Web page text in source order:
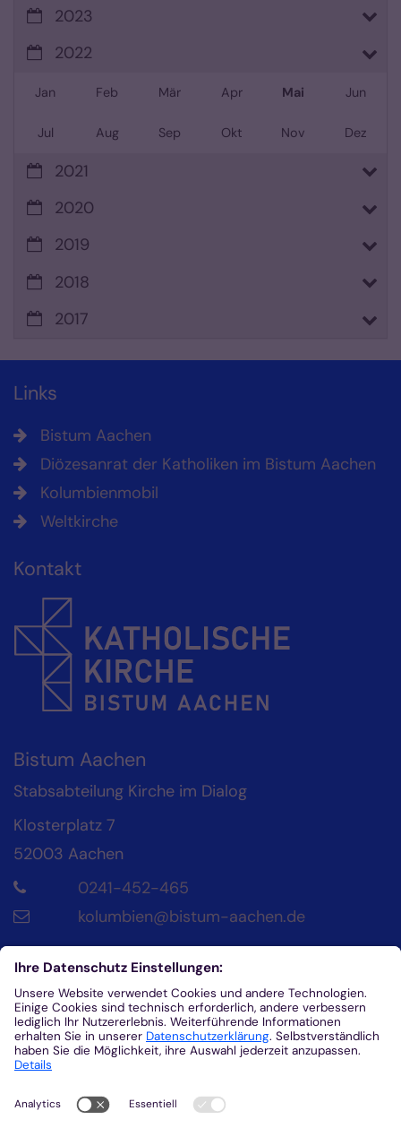
2023
2022
Jan Feb Mär Apr Mai Jun
Jul Aug Sep Okt Nov Dez
2021
2020
2019
2018
2017
Links
Bistum Aachen
Diözesanrat der Katholiken im Bistum Aachen
Kolumbienmobil
Weltkirche
Kontakt
Bistum Aachen
Stabsabteilung Kirche im Dialog
Klosterplatz 7
52003 Aachen
0241-452-465
kolumbien@bistum-aachen.de
Kontakt
Diözesanrat der Katholik*innen im Bistum
Aachen
Klosterplatz 4